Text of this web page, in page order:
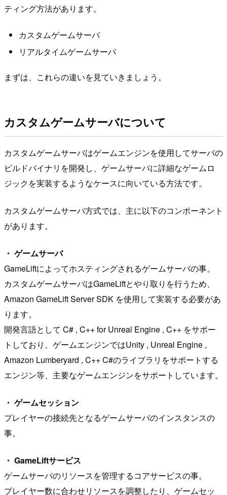
ティング方法があります。
カスタムゲームサーバ
リアルタイムゲームサーバ
まずは、これらの違いを見ていきましょう。
カスタムゲームサーバについて
カスタムゲームサーバはゲームエンジンを使用してサーバの
ビルドバイナリを開発し、ゲームサーバに詳細なゲームロ
ジックを実装するようなケースに向いている方法です。
カスタムゲームサーバ方式では、主に以下のコンポーネント
があります。
・ ゲームサーバ
GameLiftによってホスティングされるゲームサーバの事。
カスタムゲームサーバはGameLiftとやり取りを行うため、
Amazon GameLift Server SDK を使用して実装する必要があ
ります。
開発言語として C# , C++ for Unreal Engine , C++ をサポー
トしており、ゲームエンジンではUnity , Unreal Engine ,
Amazon Lumberyard , C++ C#のライブラリをサポートする
エンジン等、主要なゲームエンジンをサポートしています。
・ ゲームセッション
プレイヤーの接続先となるゲームサーバのインスタンスの
事。
・ GameLiftサービス
ゲームサーバのリソースを管理するコアサービスの事。
プレイヤー数に合わせリソースを調整したり、ゲームセッ